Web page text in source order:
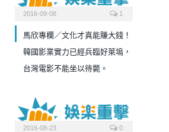
2016-09-08 1
馬欣專欄／文化才真能賺大錢！
韓國影業實力已經兵臨好萊塢，
台灣電影不能坐以待斃。
2016-08-23 0